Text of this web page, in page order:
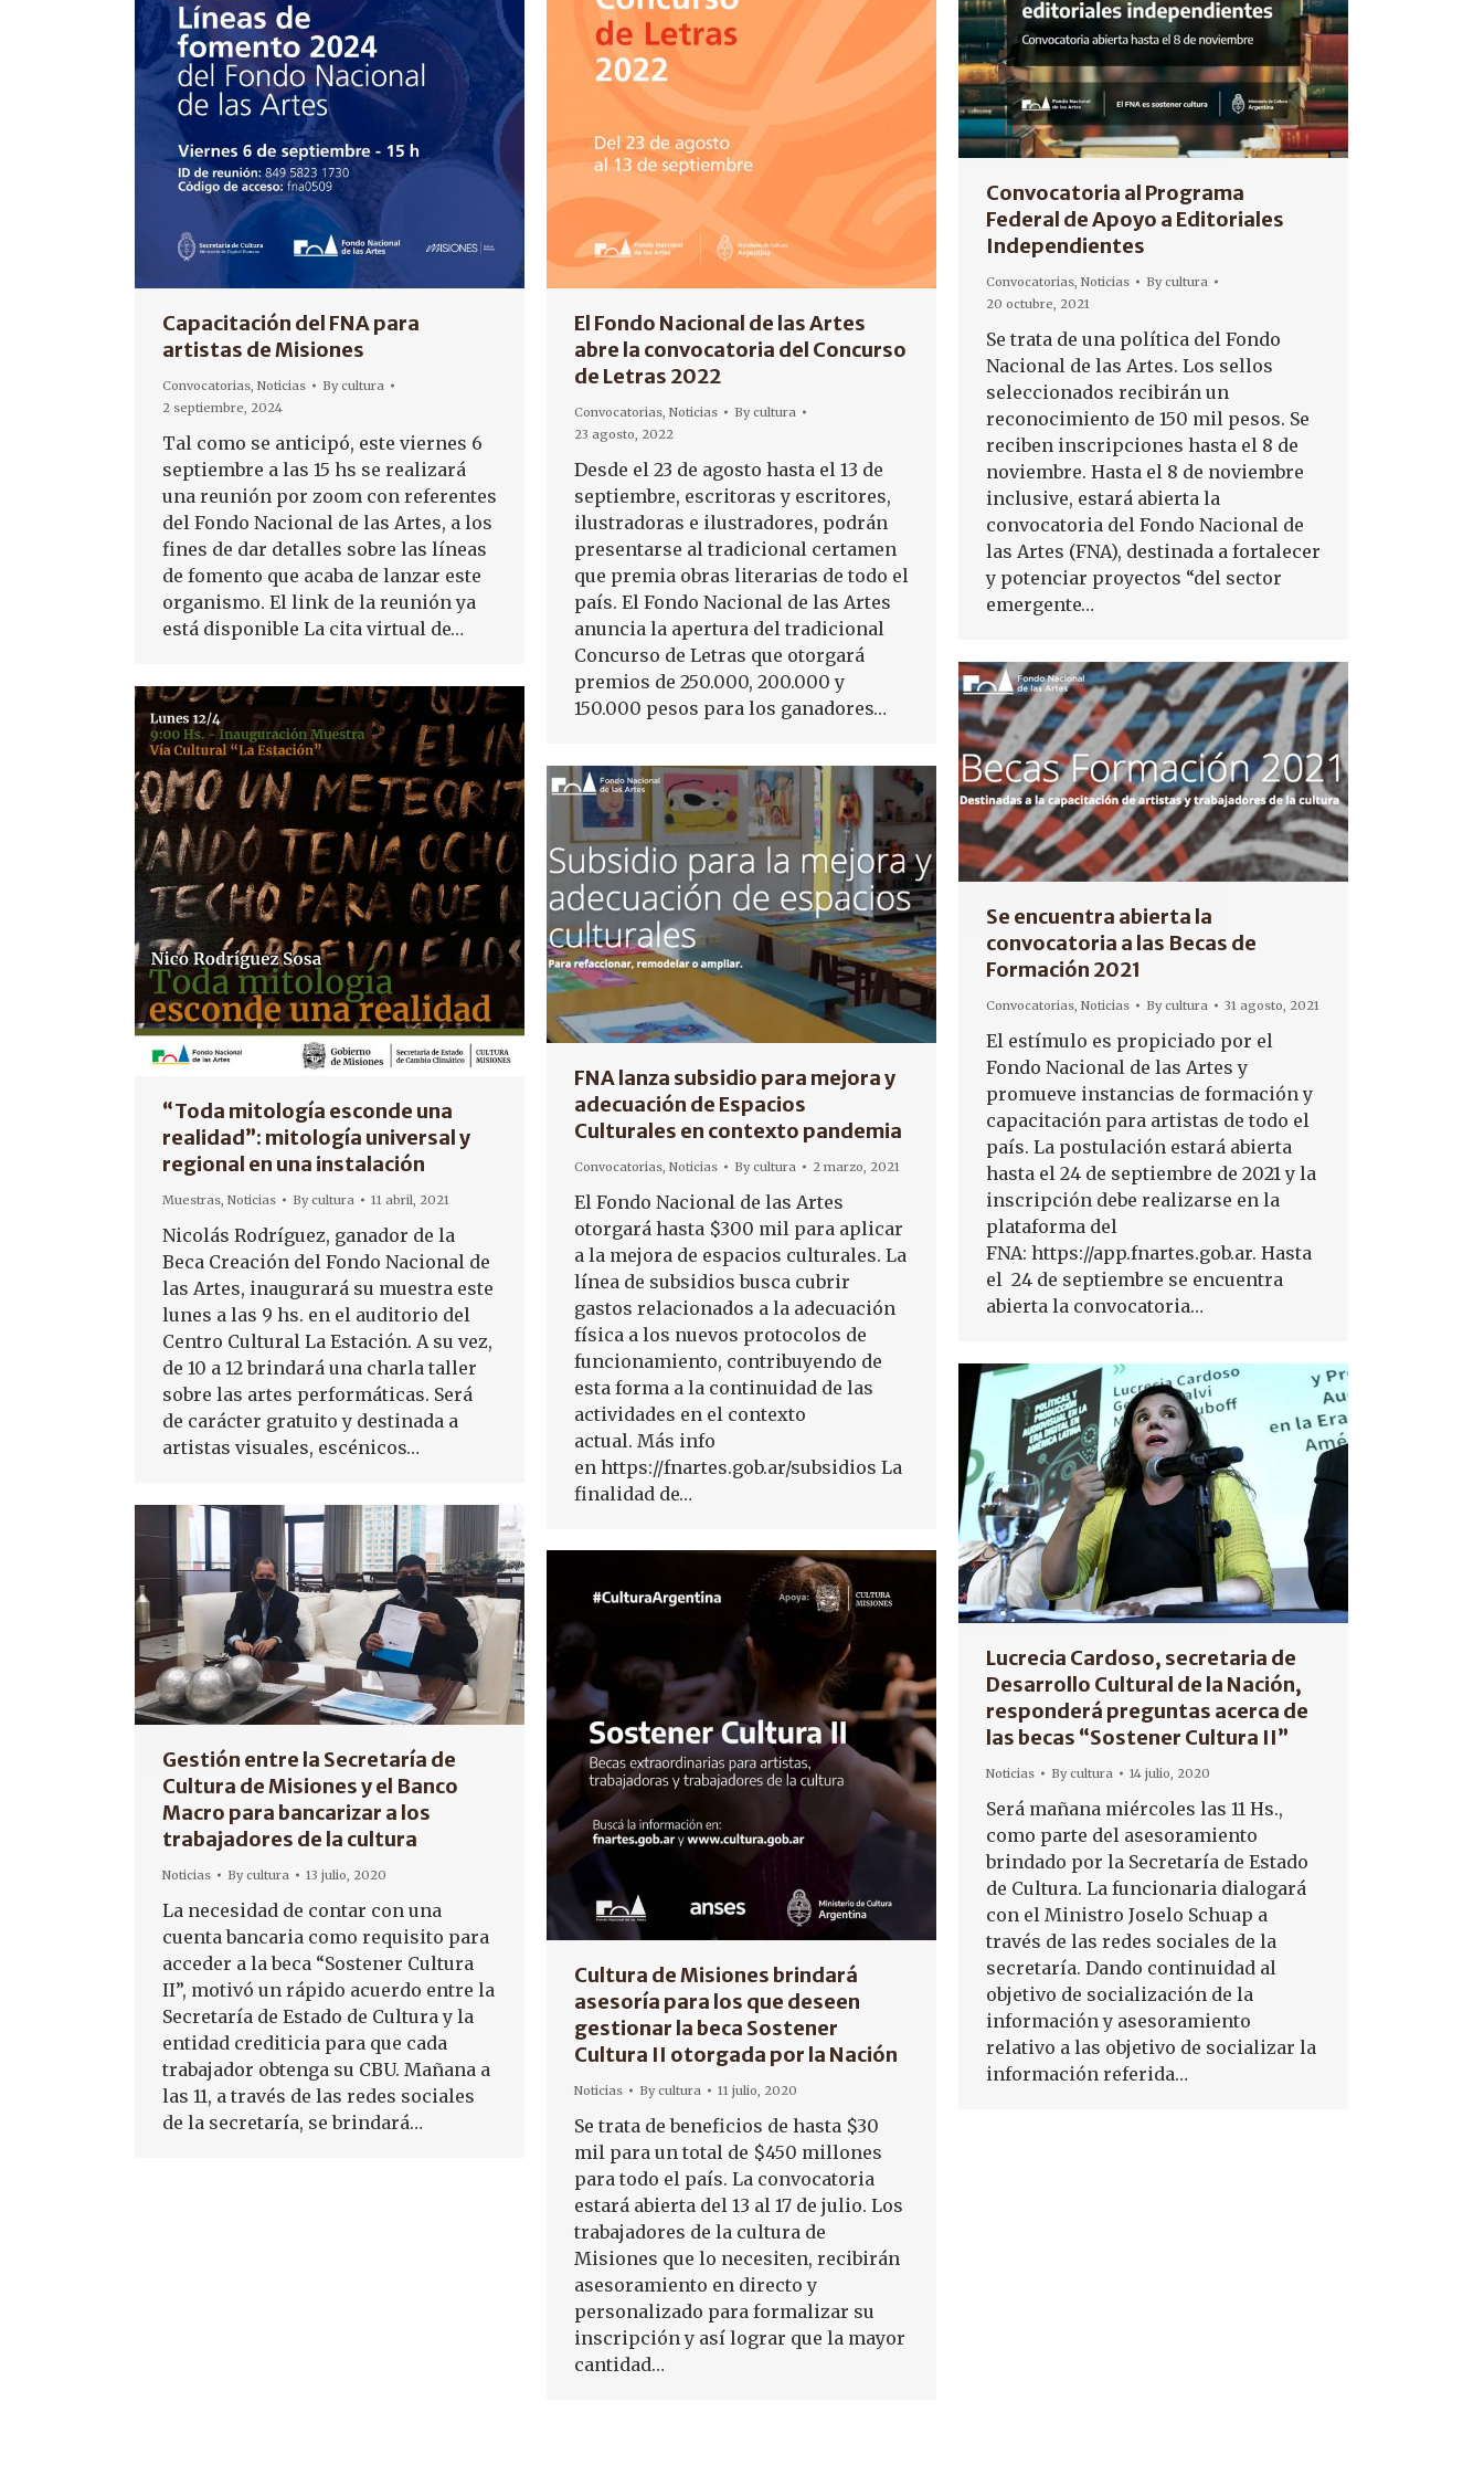
Capacitación del FNA para
artistas de Misiones
Convocatorias, Noticias Bycultura
2 septiembre, 2024
Tal como se anticipó, este viernes 6
septiembre a las 15 hs se realizará
una reunión por zoom con referentes
del Fondo Nacional de las Artes, a los
fines de dar detalles sobre las líneas
de fomento que acaba de lanzar este
organismo. El link de la reunión ya
está disponible La cita virtual de…
El Fondo Nacional de las Artes
abre la convocatoria del Concurso
de Letras 2022
Convocatorias, Noticias Bycultura
23 agosto, 2022
Desde el 23 de agosto hasta el 13 de
septiembre, escritoras y escritores,
ilustradoras e ilustradores, podrán
presentarse al tradicional certamen
que premia obras literarias de todo el
país. El Fondo Nacional de las Artes
anuncia la apertura del tradicional
Concurso de Letras que otorgará
premios de 250.000, 200.000 y
150.000 pesos para los ganadores…
Convocatoria al Programa
Federal de Apoyo a Editoriales
Independientes
Convocatorias, Noticias Bycultura
20 octubre, 2021
Se trata de una política del Fondo
Nacional de las Artes. Los sellos
seleccionados recibirán un
reconocimiento de 150 mil pesos. Se
reciben inscripciones hasta el 8 de
noviembre. Hasta el 8 de noviembre
inclusive, estará abierta la
convocatoria del Fondo Nacional de
las Artes (FNA), destinada a fortalecer
y potenciar proyectos “del sector
emergente…
Se encuentra abierta la
convocatoria a las Becas de
Formación 2021
Convocatorias, Noticias Bycultura 31 agosto, 2021
El estímulo es propiciado por el
Fondo Nacional de las Artes y
promueve instancias de formación y
capacitación para artistas de todo el
país. La postulación estará abierta
hasta el 24 de septiembre de 2021 y la
inscripción debe realizarse en la
plataforma del
FNA: https://app.fnartes.gob.ar. Hasta
el 24 de septiembre se encuentra
abierta la convocatoria…
“Toda mitología esconde una
realidad”: mitología universal y
regional en una instalación
Muestras, Noticias Bycultura 11 abril, 2021
Nicolás Rodríguez, ganador de la
Beca Creación del Fondo Nacional de
las Artes, inaugurará su muestra este
lunes a las 9 hs. en el auditorio del
Centro Cultural La Estación. A su vez,
de 10 a 12 brindará una charla taller
sobre las artes performáticas. Será
de carácter gratuito y destinada a
artistas visuales, escénicos…
FNA lanza subsidio para mejora y
adecuación de Espacios
Culturales en contexto pandemia
Convocatorias Noticias Bycultura 2 marzo, 2021
El Fondo Nacional de las Artes
otorgará hasta $300 mil para aplicar
a la mejora de espacios culturales. La
línea de subsidios busca cubrir
gastos relacionados a la adecuación
física a los nuevos protocolos de
funcionamiento, contribuyendo de
esta forma a la continuidad de las
actividades en el contexto
actual. Más info
en https://fnartes.gob.ar/subsidios La
finalidad de…
Lucrecia Cardoso, secretaria de
Desarrollo Cultural de la Nación,
responderá preguntas acerca de
las becas “Sostener Cultura II”
Noticias Bycultura 14 julio, 2020
Será mañana miércoles las 11 Hs.,
como parte del asesoramiento
brindado por la Secretaría de Estado
de Cultura. La funcionaria dialogará
con el Ministro Joselo Schuap a
través de las redes sociales de la
secretaría. Dando continuidad al
objetivo de socialización de la
información y asesoramiento
relativo a las objetivo de socializar la
información referida…
Gestión entre la Secretaría de
Cultura de Misiones y el Banco
Macro para bancarizar a los
trabajadores de la cultura
Noticias Bycultura 13 julio, 2020
La necesidad de contar con una
cuenta bancaria como requisito para
acceder a la beca “Sostener Cultura
II”, motivó un rápido acuerdo entre la
Secretaría de Estado de Cultura y la
entidad crediticia para que cada
trabajador obtenga su CBU. Mañana a
las 11, a través de las redes sociales
de la secretaría, se brindará…
Cultura de Misiones brindará
asesoría para los que deseen
gestionar la beca Sostener
Cultura II otorgada por la Nación
Noticias Bycultura 11 julio, 2020
Se trata de beneficios de hasta $30
mil para un total de $450 millones
para todo el país. La convocatoria
estará abierta del 13 al 17 de julio. Los
trabajadores de la cultura de
Misiones que lo necesiten, recibirán
asesoramiento en directo y
personalizado para formalizar su
inscripción y así lograr que la mayor
cantidad…